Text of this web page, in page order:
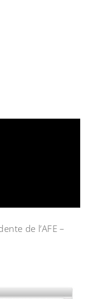
de l’AFE –